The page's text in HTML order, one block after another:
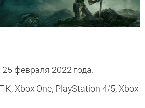
25 февраля 2022 года.
ПК, Xbox One, PlayStation 4/5, Xbox